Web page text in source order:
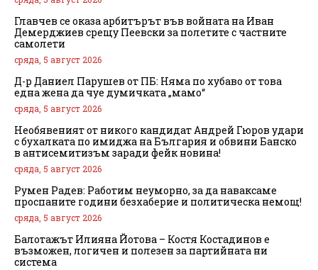
Главчев се оказа арбитърът във войната на Иван
Демерджиев срещу Пеевски за полетите с частните
самолети
сряда, 5 август 2026
Д-р Даниел Парушев от ПБ: Няма по хубаво от това
една жена да чуе думичката „мамо“
сряда, 5 август 2026
Необявеният от никого кандидат Андрей Гюров удари
с бухалката по имиджа на България и обвини Банско
в антисемитизъм заради фейк новина!
сряда, 5 август 2026
Румен Радев: Работим неуморно, за да наваксаме
проспаните години безхаберие и политическа немощ!
сряда, 5 август 2026
Балотажът Илияна Йотова – Костя Костадинов е
възможен, логичен и полезен за партийната ни
система